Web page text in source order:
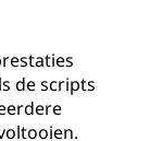
de scripts